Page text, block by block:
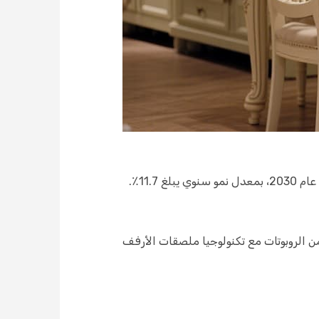
تستفيد سلاسل مثل كروجر وسبار من الروبوتات مع تكنولوجيا ملصقات الأرفف